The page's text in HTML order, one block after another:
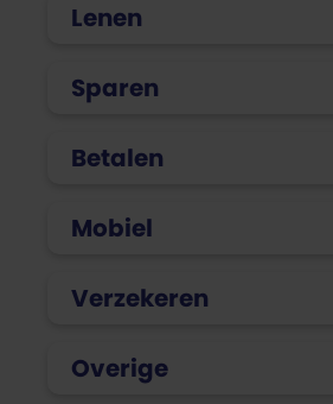
Lenen
Sparen
Betalen
Mobiel
Verzekeren
Overige